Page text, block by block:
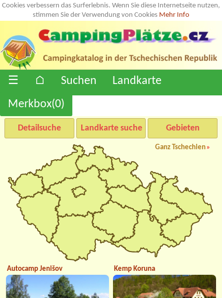
Cookies verbessern das Surferlebnis. Wenn Sie diese Internetseite nutzen,
stimmen Sie der Verwendung von Cookies Mehr Info
☰ ⌂ Suchen
Landkarte
Merkbox(0)
Detailsuche Landkarte suche Gebieten
Ganz Tschechien»
Autocamp Jenišov Kemp Koruna